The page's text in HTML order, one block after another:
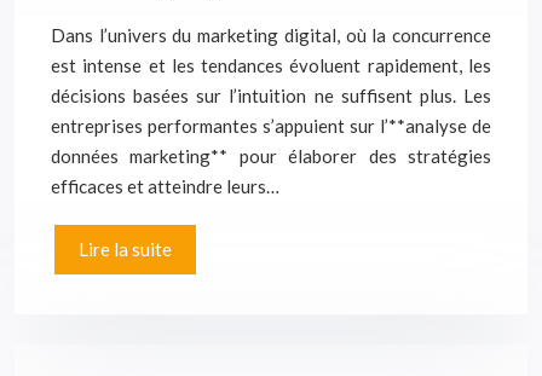
Dans l’univers du marketing digital, où la concurrence
est intense et les tendances évoluent rapidement, les
décisions basées sur l’intuition ne suffisent plus. Les
entreprises performantes s’appuient sur l’**analyse de
données marketing** pour élaborer des stratégies
efficaces et atteindre leurs…
Lire la suite